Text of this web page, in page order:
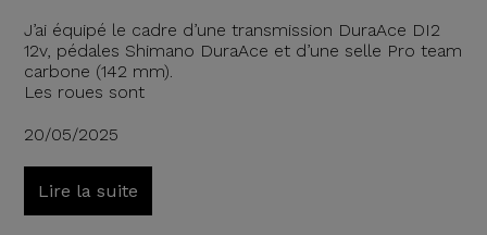
J’ai équipé le cadre d’une transmission DuraAce DI2
12v, pédales Shimano DuraAce et d’une selle Pro team
carbone (142 mm).
Les roues sont
20/05/2025
Lire la suite